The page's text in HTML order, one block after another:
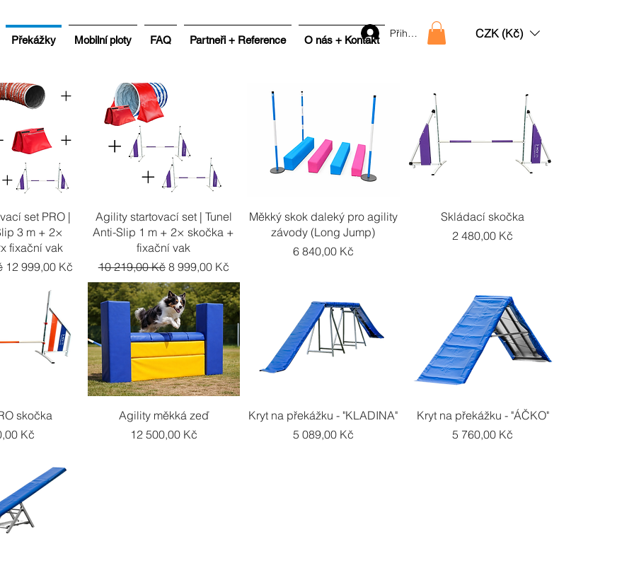
Překážky Mobilní ploty FAQ Partneři + Reference O nás + Kontakt CZK (Kč)
Přihlásit
náhledset PRO |
3 m + 2×
fixační vak
Zvýhodněná cena
12 999,00 Kč
Rychlý náhled
Agility startovací set | Tunel
Anti-Slip 1 m + 2× skočka +
fixační vak
Běžná cena
10 219,00 Kč Zvýhodněná cena
8 999,00 Kč
Rychlý náhled
Měkký skok daleký pro agility
závody (Long Jump)
Cena
6 840,00 Kč
Rychlý náhled
Skládací skočka
Cena
2 480,00 Kč
náhled
skočka
Kč
Rychlý náhled
Agility měkká zeď
Cena
12 500,00 Kč
Rychlý náhled
Kryt na překážku - "KLADINA"
Cena
5 089,00 Kč
Rychlý náhled
Kryt na překážku - "ÁČKO"
Cena
5 760,00 Kč